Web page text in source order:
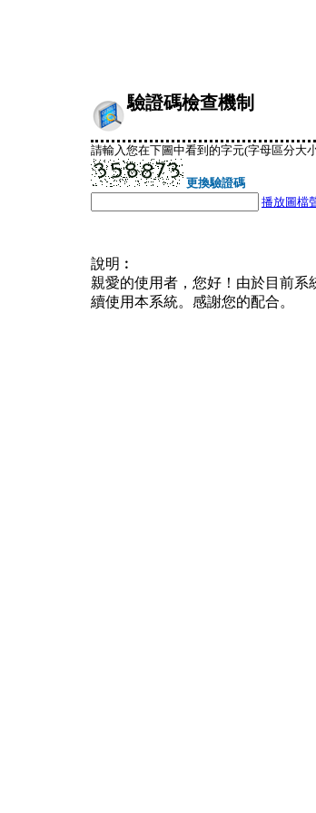
驗證碼檢查機制
請輸入您在下圖中看到的字元(字母區分大
更換驗證碼
播放圖檔
說明︰
親愛的使用者，您好！由於目前
續使用本系統。感謝您的配合。